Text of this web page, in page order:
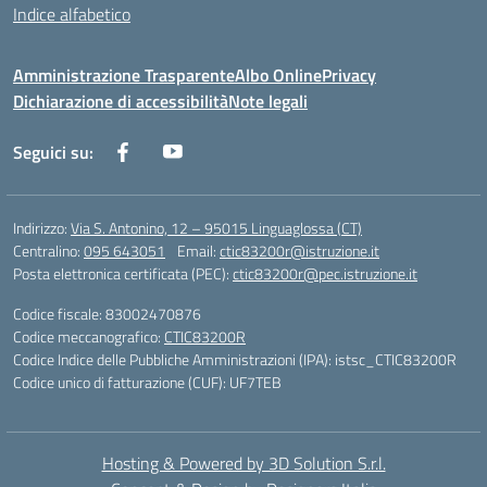
Indice alfabetico
Amministrazione TrasparenteAlbo OnlinePrivacy
Dichiarazione di accessibilitàNote legali
Seguici su:
Indirizzo:Via S. Antonino, 12 – 95015 Linguaglossa (CT)
Centralino:095 643051 Email:ctic83200r@istruzione.it
Posta elettronica certificata (PEC):ctic83200r@pec.istruzione.it
Codice fiscale: 83002470876
Codice meccanografico: CTIC83200R
Codice Indice delle Pubbliche Amministrazioni (IPA): istsc_CTIC83200R
Codice unico di fatturazione (CUF): UF7TEB
Hosting & Powered by 3D Solution S.r.l.